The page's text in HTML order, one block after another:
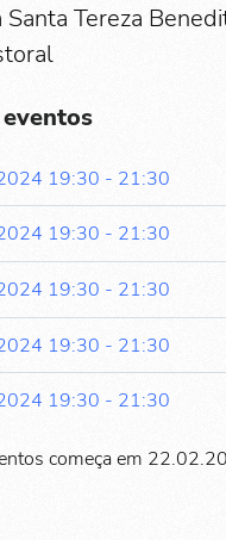
Santa Tereza
19:30 - 21:30
19:30 - 21:30
19:30 - 21:30
19:30 - 21:30
19:30 - 21:30
começa em